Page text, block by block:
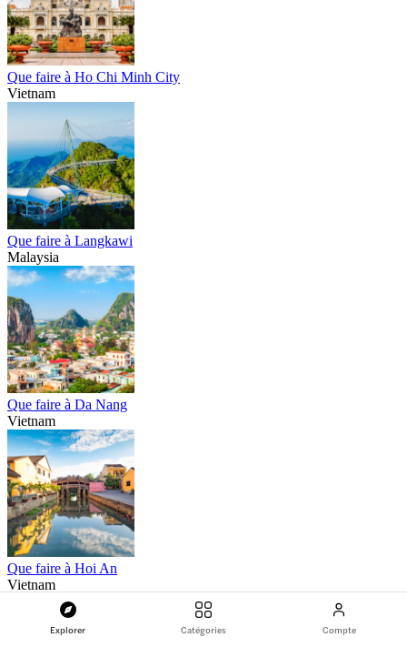
Explorer Catégories Compte
Que faire à Ho Chi Minh City
Vietnam
Que faire à Langkawi
Malaysia
Que faire à Da Nang
Vietnam
Que faire à Hoi An
Vietnam